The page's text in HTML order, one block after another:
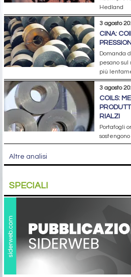
Hedland
3 agosto
CINA:
Domanda
pesano sul
più
3 agosto
COILS:
RIALZI
Portafogli
Altre analisi
SPECIALI